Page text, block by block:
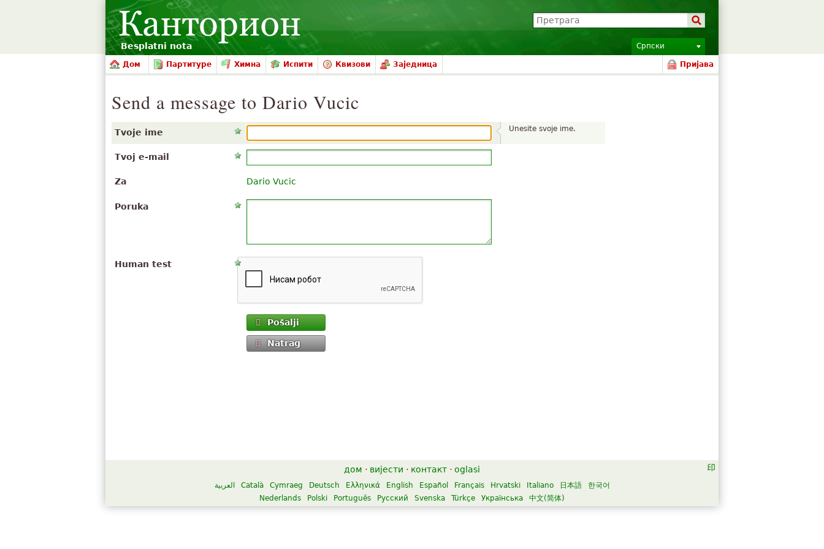
Besplatni nota Српски
Дом Партитуре Химна Испити Квизови Заједница Пријава
Send a message to Dario Vucic
Unesite svoje ime.
Tvoje ime
Tvoj e-mail
Za Dario Vucic
Poruka
Human test
Pošalji
Natrag
дом · вијести · контакт · oglasi
العربية Català Cymraeg Deutsch Ελληνικά English Español Français Hrvatski Italiano 日本語
한국어
Nederlands
Polski Português Русский Svenska Türkçe Українська 中文(简体)